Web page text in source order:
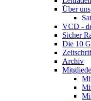
Über uns
VCD -
Sicher
Die 10
Archiv